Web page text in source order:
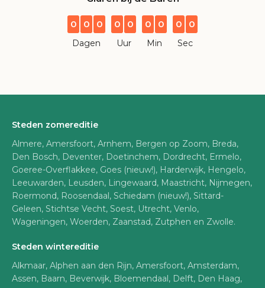
0 0 0
Dagen
0 0
Uur
0 0
Min
0 0
Sec
Steden zomereditie
Almere, Amersfoort, Arnhem, Bergen op Zoom, Breda,
Den Bosch, Deventer, Doetinchem, Dordrecht, Ermelo,
Goeree-Overflakkee, Goes (nieuw!), Harderwijk, Hengelo,
Leeuwarden, Leusden, Lingewaard, Maastricht, Nijmegen,
Roermond, Roosendaal, Schiedam (nieuw!), Sittard-
Geleen, Stichtse Vecht, Soest, Utrecht, Venlo,
Wageningen, Woerden, Zaanstad, Zutphen en Zwolle.
Steden wintereditie
Alkmaar, Alphen aan den Rijn, Amersfoort, Amsterdam,
Assen, Baarn, Beverwijk, Bloemendaal, Delft, Den Haag,